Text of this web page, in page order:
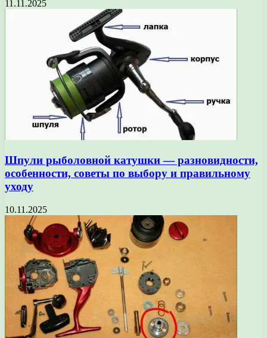
11.11.2025
Шпули рыболовной катушки — разновидности,
особенности, советы по выбору и правильному
уходу
10.11.2025